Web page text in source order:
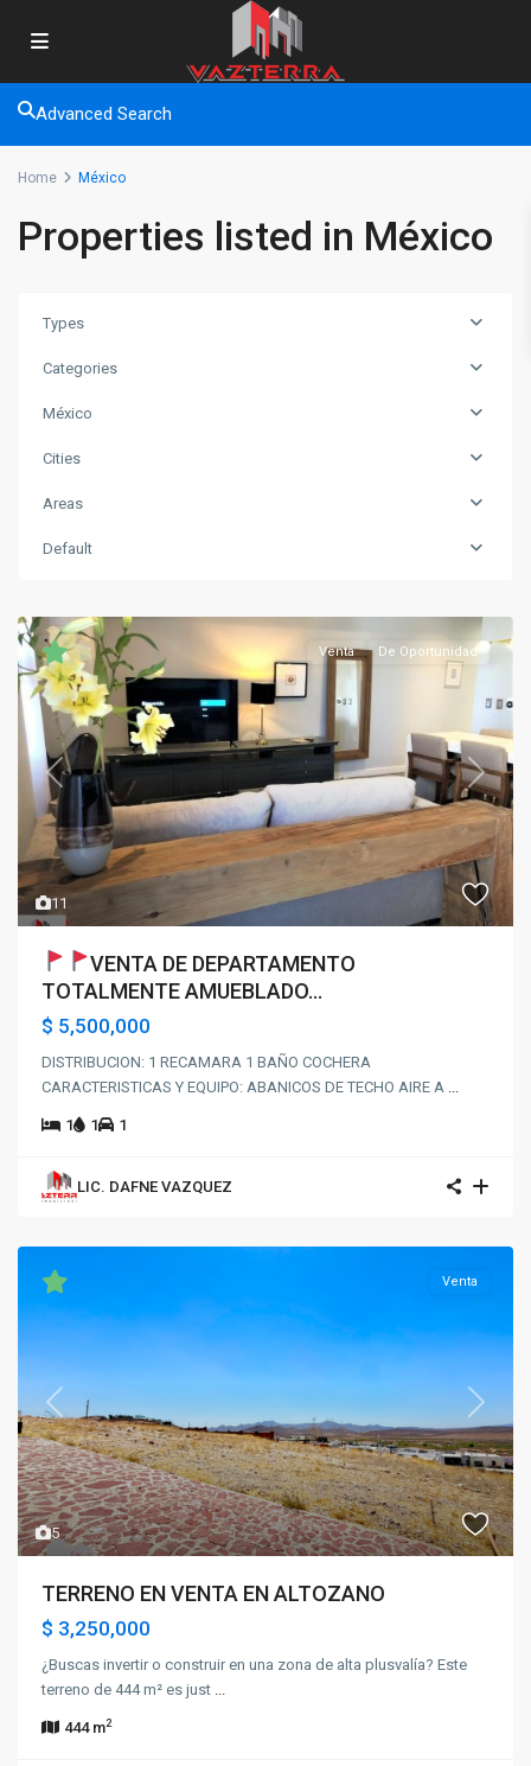
Advanced Search
Home México
Properties listed in México
Types
Categories
México
Cities
Areas
Default
11
Previous Next
Venta De Oportunidad
VENTA DE DEPARTAMENTO
TOTALMENTE AMUEBLADO...
$ 5,500,000
DISTRIBUCION: 1 RECAMARA 1 BAÑO COCHERA
CARACTERISTICAS Y EQUIPO: ABANICOS DE TECHO AIRE A ...
1 1 1
LIC. DAFNE VAZQUEZ
5
Previous Next
Venta
TERRENO EN VENTA EN ALTOZANO
$ 3,250,000
¿Buscas invertir o construir en una zona de alta plusvalía? Este
terreno de 444 m² es just ...
444 m2